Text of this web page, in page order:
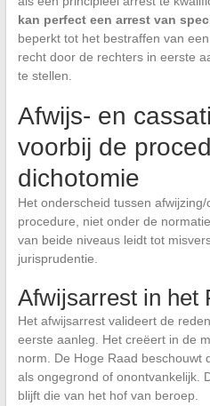
kan perfect een arrest van
beperkt tot het bestraffen van
recht door de rechters in eerste
te stellen.
Afwijs- en
voorbij de
dichotomie
Het onderscheid tussen
procedure, niet onder de
van beide niveaus leidt tot
jurisprudentie.
Afwijsarrest in het
Het afwijsarrest valideert de
eerste aanleg. Het creëert in de
norm. De Hoge Raad beschouwt
als ongegrond of onontvankelijk.
blijft die van het hof van beroep.